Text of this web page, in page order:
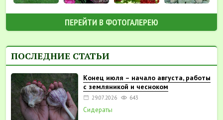
ПЕРЕЙТИ В ФОТОГАЛЕРЕЮ
ПОСЛЕДНИЕ СТАТЬИ
Конец июля – начало августа, работы
с земляникой и чесноком
29.07.2026 643
Сидераты